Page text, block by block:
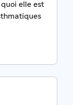
elle est